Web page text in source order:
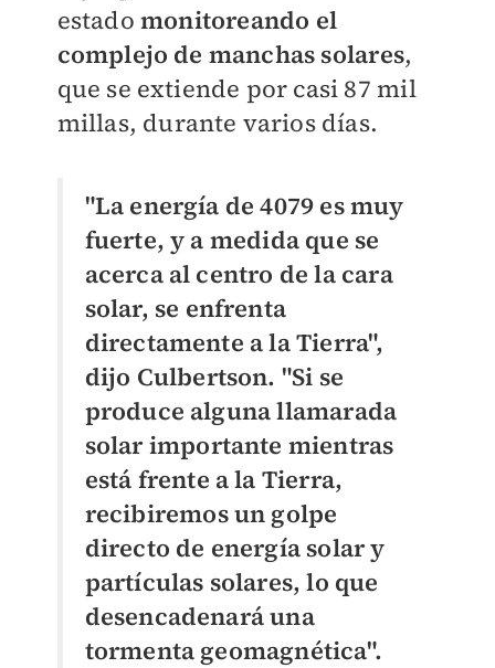
estado monitoreando el
complejo de manchas solares,
que se extiende por casi 87 mil
millas, durante varios días.
"La energía de 4079 es muy
fuerte, y a medida que se
acerca al centro de la cara
solar, se enfrenta
directamente a la Tierra",
dijo Culbertson. "Si se
produce alguna llamarada
solar importante mientras
está frente a la Tierra,
recibiremos un golpe
directo de energía solar y
partículas solares, lo que
desencadenará una
tormenta geomagnética".